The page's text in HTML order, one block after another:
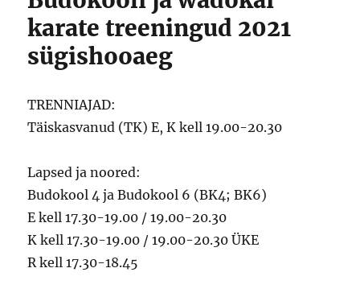
karate treeningud 2021
sügishooaeg
TRENNIAJAD:
Täiskasvanud (TK) E, K kell 19.00-20.30
Lapsed ja noored:
Budokool 4 ja Budokool 6 (BK4; BK6)
E kell 17.30-19.00 / 19.00-20.30
K kell 17.30-19.00 / 19.00-20.30 ÜKE
R kell 17.30-18.45